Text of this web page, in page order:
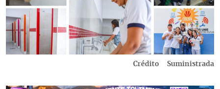
Crédito Suministrada